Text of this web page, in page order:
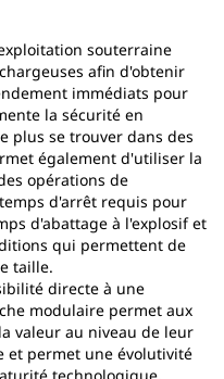
souterraine
afin d'obtenir
immédiats pour
la sécurité en
plus se trouver dans des
également d'utiliser la
opérations de
d'arrêt requis pour
d'abattage à l'explosif et
qui permettent de
taille.
directe à une
modulaire permet aux
valeur au niveau de leur
et permet une évolutivité